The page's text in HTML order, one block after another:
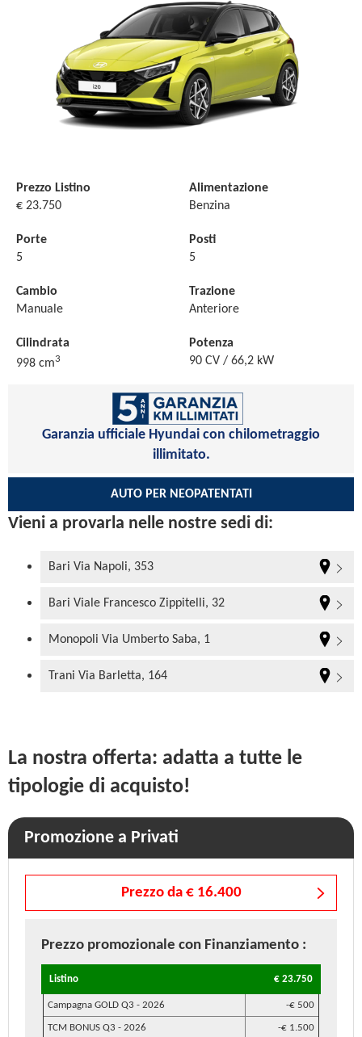
Prezzo Listino
€ 23.750
Alimentazione
Benzina
Porte
5
Posti
5
Cambio
Manuale
Trazione
Anteriore
Cilindrata
998 cm3
Potenza
90 CV / 66,2 kW
Garanzia ufficiale Hyundai con chilometraggio
illimitato.
AUTO PER NEOPATENTATI
Vieni a provarla nelle nostre sedi di:
Bari Via Napoli, 353
Bari Viale Francesco Zippitelli, 32
Monopoli Via Umberto Saba, 1
Trani Via Barletta, 164
La nostra offerta: adatta a tutte le
tipologie di acquisto!
Promozione a Privati
Prezzo da € 16.400
Prezzo promozionale con Finanziamento :
Listino € 23.750
Campagna GOLD Q3 - 2026 -€ 500
TCM BONUS Q3 - 2026 -€ 1.500